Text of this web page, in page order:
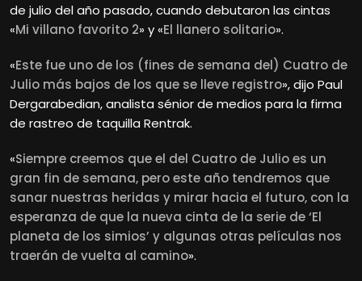
de julio del año pasado, cuando debutaron las cintas
«Mi villano favorito 2» y «El llanero solitario».
«Este fue uno de los (fines de semana del) Cuatro de
Julio más bajos de los que se lleve registro», dijo Paul
Dergarabedian, analista sénior de medios para la firma
de rastreo de taquilla Rentrak.
«Siempre creemos que el del Cuatro de Julio es un
gran fin de semana, pero este año tendremos que
sanar nuestras heridas y mirar hacia el futuro, con la
esperanza de que la nueva cinta de la serie de ‘El
planeta de los simios’ y algunas otras películas nos
traerán de vuelta al camino».